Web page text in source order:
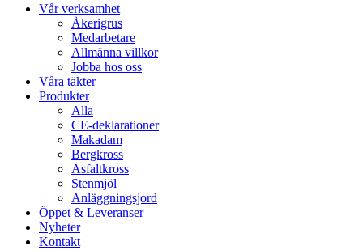
Close
Vår verksamhet
Åkerigrus
Medarbetare
Allmänna villkor
Jobba hos oss
Våra täkter
Produkter
Alla
CE-deklarationer
Makadam
Bergkross
Asfaltkross
Stenmjöl
Anläggningsjord
Öppet & Leveranser
Nyheter
Kontakt